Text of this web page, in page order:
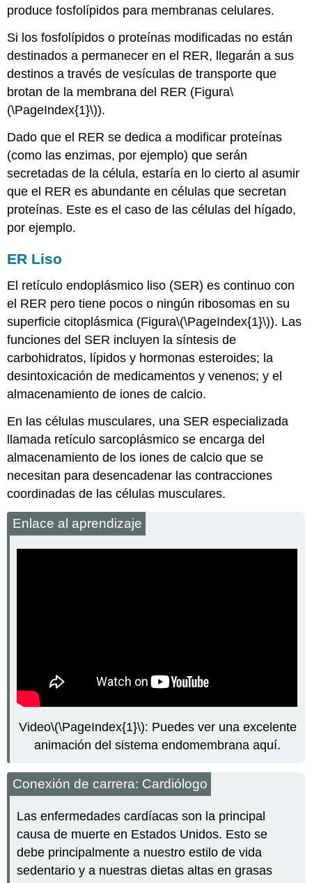
produce fosfolípidos para membranas celulares.
Si los fosfolípidos o proteínas modificadas no están
destinados a permanecer en el RER, llegarán a sus
destinos a través de vesículas de transporte que
brotan de la membrana del RER (Figura\
(\PageIndex{1}\)).
Dado que el RER se dedica a modificar proteínas
(como las enzimas, por ejemplo) que serán
secretadas de la célula, estaría en lo cierto al asumir
que el RER es abundante en células que secretan
proteínas. Este es el caso de las células del hígado,
por ejemplo.
ER Liso
El retículo endoplásmico liso (SER) es continuo con
el RER pero tiene pocos o ningún ribosomas en su
superficie citoplásmica (Figura\(\PageIndex{1}\)). Las
funciones del SER incluyen la síntesis de
carbohidratos, lípidos y hormonas esteroides; la
desintoxicación de medicamentos y venenos; y el
almacenamiento de iones de calcio.
En las células musculares, una SER especializada
llamada retículo sarcoplásmico se encarga del
almacenamiento de los iones de calcio que se
necesitan para desencadenar las contracciones
coordinadas de las células musculares.
Enlace al aprendizaje
Video\(\PageIndex{1}\): Puedes ver una excelente
animación del sistema endomembrana aquí.
Conexión de carrera: Cardiólogo
Las enfermedades cardíacas son la principal
causa de muerte en Estados Unidos. Esto se
debe principalmente a nuestro estilo de vida
sedentario y a nuestras dietas altas en grasas